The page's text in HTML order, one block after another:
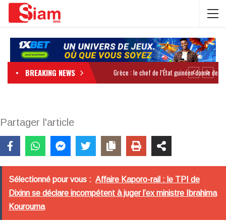
BREAKING NEWS
Partager l'article
Sélectionné pour vous : Affaire Kaporo-rail : le TPI de
Dixinn se déclare incompétent à juger l’ex ministre Ibrahima
Kourouma